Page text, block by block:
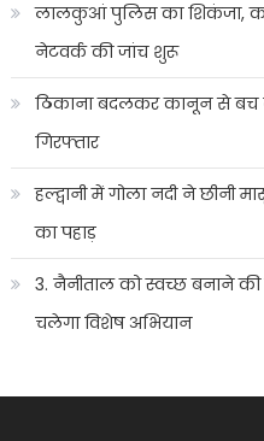
लालकुआं पुलिस का शिकंजा,
नेटवर्क की जांच शुरू
ठिकाना बदलकर कानून से बच
गिरफ्तार
हल्द्वानी में गोला नदी ने छीनी
का पहाड़
3. नैनीताल को स्वच्छ बनाने की
चलेगा विशेष अभियान